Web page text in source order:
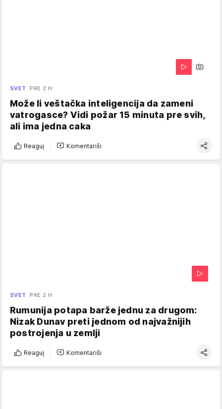
SVET PRE 2 H
Može li veštačka inteligencija da zameni
vatrogasce? Vidi požar 15 minuta pre svih,
ali ima jedna caka
Reaguj Komentariši
SVET PRE 2 H
Rumunija potapa barže jednu za drugom:
Nizak Dunav preti jednom od najvažnijih
postrojenja u zemlji
Reaguj Komentariši